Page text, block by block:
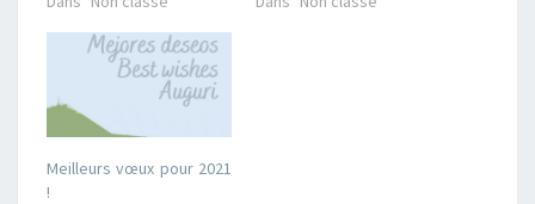
Meilleurs vœux pour 2021
!